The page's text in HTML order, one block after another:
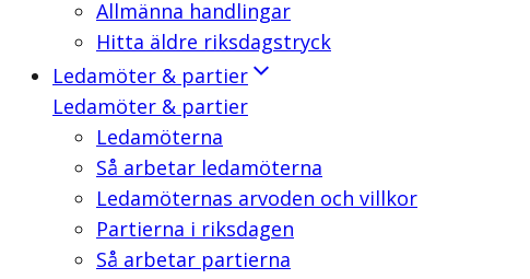
Allmänna handlingar
Hitta äldre riksdagstryck
Ledamöter & partier
Ledamöter & partier
Ledamöterna
Så arbetar ledamöterna
Ledamöternas arvoden och villkor
Partierna i riksdagen
Så arbetar partierna